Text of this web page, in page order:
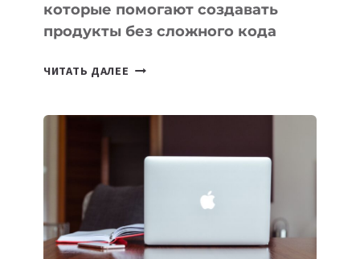
которые помогают создавать
продукты без сложного кода
ЧИТАТЬ ДАЛЕЕ
СОЗДАВАТЬ
БЕЗ
СЛОЖНОГО